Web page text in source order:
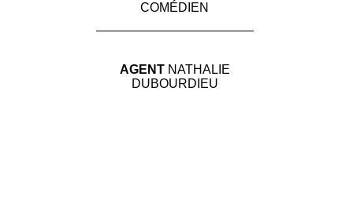
COMÉDIEN
AGENT NATHALIE
DUBOURDIEU